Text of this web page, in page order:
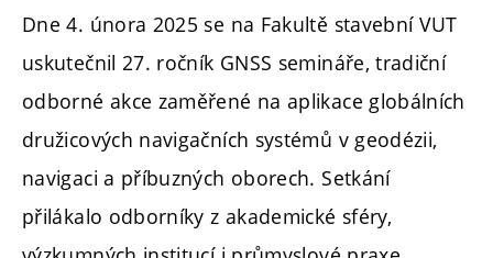
Dne 4. února 2025 se na Fakultě stavební VUT
uskutečnil 27. ročník GNSS semináře, tradiční
odborné akce zaměřené na aplikace globálních
družicových navigačních systémů v geodézii,
navigaci a příbuzných oborech. Setkání
přilákalo odborníky z akademické sféry,